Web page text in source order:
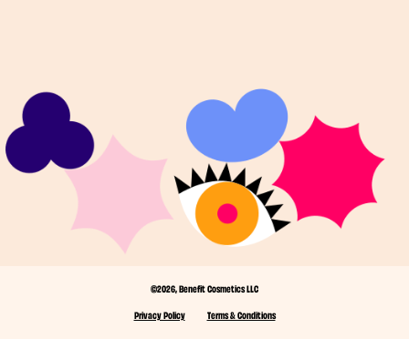
©2026, Benefit Cosmetics LLC
Privacy Policy
Terms & Conditions